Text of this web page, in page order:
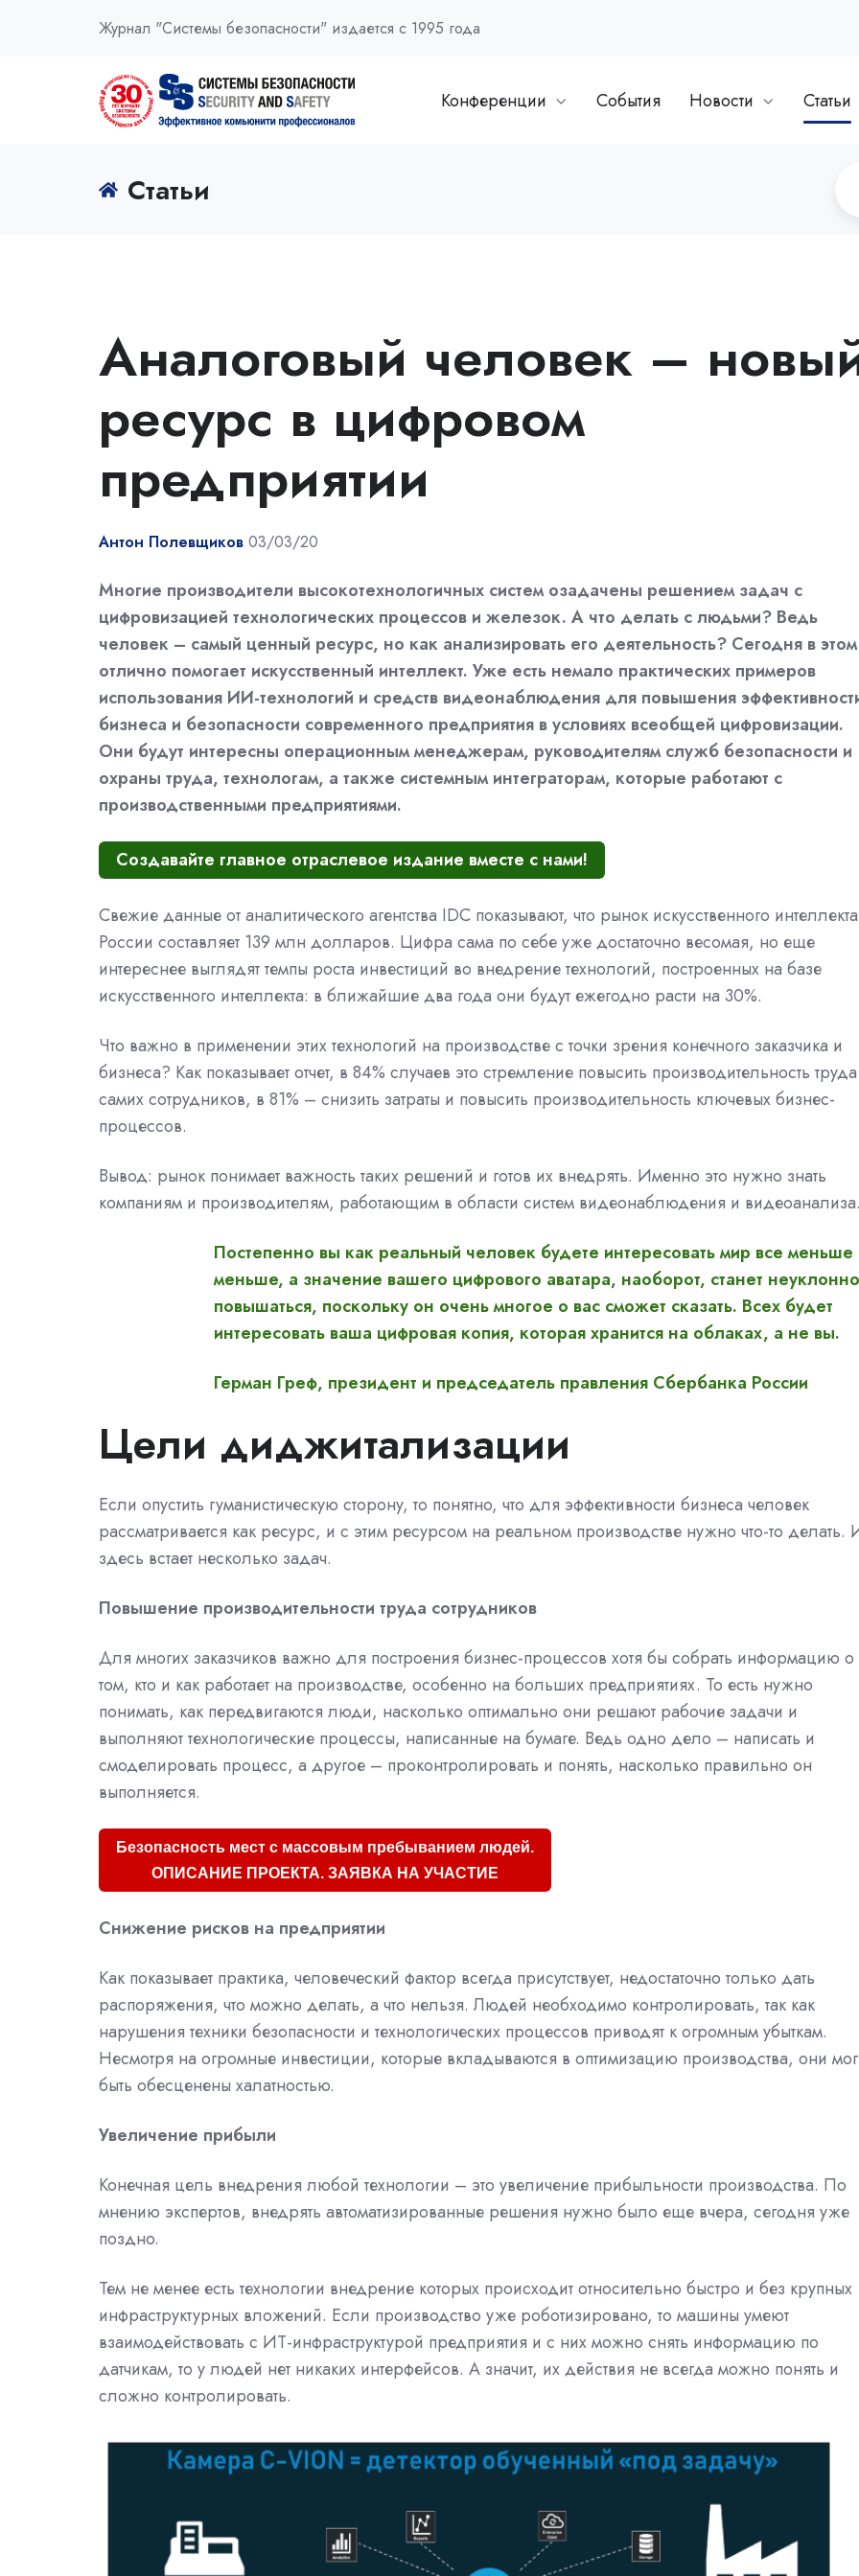
Журнал "Системы безопасности" издается с 1995 года
Конференции События Новости Статьи
Статьи
Аналоговый человек –
ресурс в цифровом
предприятии
Антон Полевщиков 03/03/20
Многие производители высокотехнологичных систем озадачены решением задач с
цифровизацией технологических процессов и железок. А что делать с людьми? Ведь
человек – самый ценный ресурс, но как анализировать его деятельность? Сегодня в этом
отлично помогает искусственный интеллект. Уже есть немало практических примеров
использования ИИ-технологий и средств видеонаблюдения для повышения
бизнеса и безопасности современного предприятия в условиях всеобщей цифровизации.
Они будут интересны операционным менеджерам, руководителям служб безопасности и
охраны труда, технологам, а также системным интеграторам, которые работают с
производственными предприятиями.
Создавайте главное отраслевое издание вместе с нами!
Свежие данные от аналитического агентства IDC показывают, что рынок искусственного
России составляет 139 млн долларов. Цифра сама по себе уже достаточно весомая, но еще
интереснее выглядят темпы роста инвестиций во внедрение технологий, построенных на базе
искусственного интеллекта: в ближайшие два года они будут ежегодно расти на 30%.
Что важно в применении этих технологий на производстве с точки зрения конечного заказчика и
бизнеса? Как показывает отчет, в 84% случаев это стремление повысить производительность труда
самих сотрудников, в 81% – снизить затраты и повысить производительность ключевых бизнес-
процессов.
Вывод: рынок понимает важность таких решений и готов их внедрять. Именно это нужно знать
компаниям и производителям, работающим в области систем видеонаблюдения и видеоанализа.
Постепенно вы как реальный человек будете интересовать мир все меньше
меньше, а значение вашего цифрового аватара, наоборот, станет неуклонно
повышаться, поскольку он очень многое о вас сможет сказать. Всех будет
интересовать ваша цифровая копия, которая хранится на облаках, а не вы.
Герман Греф, президент и председатель правления Сбербанка России
Цели диджитализации
Если опустить гуманистическую сторону, то понятно, что для эффективности бизнеса человек
рассматривается как ресурс, и с этим ресурсом на реальном производстве нужно что-то делать.
здесь встает несколько задач.
Повышение производительности труда сотрудников
Для многих заказчиков важно для построения бизнес-процессов хотя бы собрать информацию о
том, кто и как работает на производстве, особенно на больших предприятиях. То есть нужно
понимать, как передвигаются люди, насколько оптимально они решают рабочие задачи и
выполняют технологические процессы, написанные на бумаге. Ведь одно дело – написать и
смоделировать процесс, а другое – проконтролировать и понять, насколько правильно он
выполняется.
Безопасность мест с массовым пребыванием людей.
ОПИСАНИЕ ПРОЕКТА. ЗАЯВКА НА УЧАСТИЕ
Снижение рисков на предприятии
Как показывает практика, человеческий фактор всегда присутствует, недостаточно только дать
распоряжения, что можно делать, а что нельзя. Людей необходимо контролировать, так как
нарушения техники безопасности и технологических процессов приводят к огромным убыткам.
Несмотря на огромные инвестиции, которые вкладываются в оптимизацию производства, они
быть обесценены халатностью.
Увеличение прибыли
Конечная цель внедрения любой технологии – это увеличение прибыльности производства. По
мнению экспертов, внедрять автоматизированные решения нужно было еще вчера, сегодня уже
поздно.
Тем не менее есть технологии внедрение которых происходит относительно быстро и без крупных
инфраструктурных вложений. Если производство уже роботизировано, то машины умеют
взаимодействовать с ИТ-инфраструктурой предприятия и с них можно снять информацию по
датчикам, то у людей нет никаких интерфейсов. А значит, их действия не всегда можно понять и
сложно контролировать.